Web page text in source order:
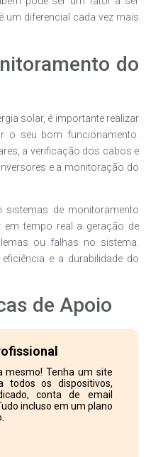
um diferencial cada vez mais
do
solar, é importante realizar
o seu bom funcionamento.
a verificação dos cabos e
e a monitoração do
de monitoramento
em tempo real a geração de
ou falhas no sistema.
e a durabilidade do
de Apoio
mesmo! Tenha um site
todos os dispositivos,
conta de email
incluso em um plano